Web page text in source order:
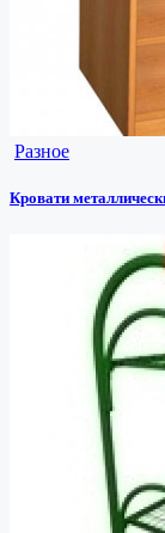
Разное
Кровати